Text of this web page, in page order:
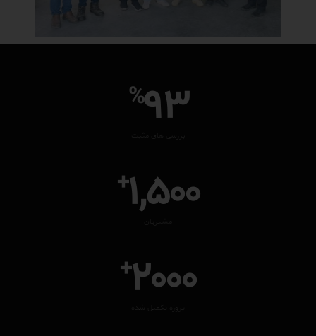
93
%
بررسی های مثبت
1,500
+
2000
+
پروژه تکمیل شده